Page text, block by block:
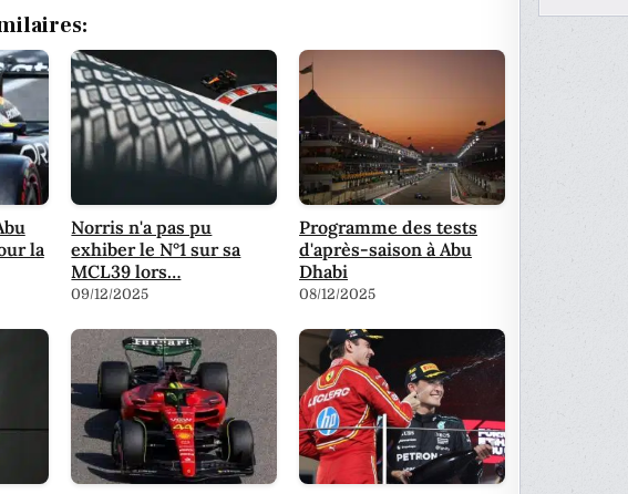
la
Norris n'a pas pu
exhiber le N°1 sur sa
MCL39 lors…
09/12/2025
Programme des tests
d'après-saison à Abu
Dhabi
08/12/2025